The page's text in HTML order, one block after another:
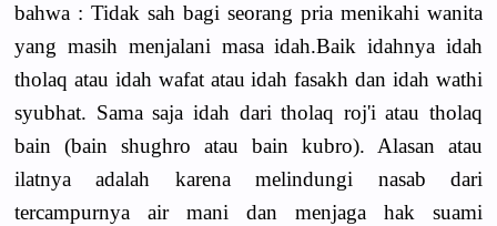
bahwa : Tidak sah bagi seorang pria menikahi wanita
yang masih menjalani masa idah.Baik idahnya idah
tholaq atau idah wafat atau idah fasakh dan idah wathi
syubhat. Sama saja idah dari tholaq roj'i atau tholaq
bain (bain shughro atau bain kubro). Alasan atau
ilatnya adalah karena melindungi nasab dari
tercampurnya air mani dan menjaga hak suami